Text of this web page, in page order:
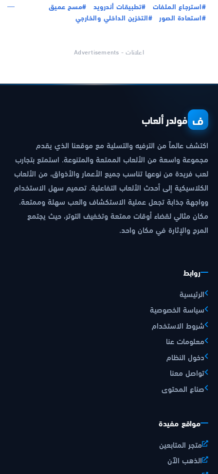
#استرجاع الملفات #تطبيقات أندرويد
#مسح عميق
#استعادة الصور
#التخزين الداخلي والخارجي
اعلانات - Advertisements
ف فولدر ألعاب
اكتشف عالماً من الترفيه والتسلية مع موقعنا الذي يقدم
مجموعة واسعة من الألعاب الممتعة والمتنوعة. استمتع بتجارب
لعب فريدة من نوعها تناسب جميع الأعمار والأذواق، من الألعاب
الكلاسيكية إلى أحدث الألعاب التفاعلية. تصميم سهل الاستخدام
وواجهة جذابة تجعل عملية الاستكشاف والعب سهلة وممتعة.
مكان مثالي لقضاء أوقات ممتعة وتخفيف التوتر، حيث يجتمع
المرح والإثارة في مكان واحد.
روابط
الرئيسية
سياسة الخصوصية
شروط الاستخدام
معلومات عنا
دخول النظام
تواصل معنا
صناع المحتوى
مواقع مفيدة
متجر المتابعين
الذهب الآن